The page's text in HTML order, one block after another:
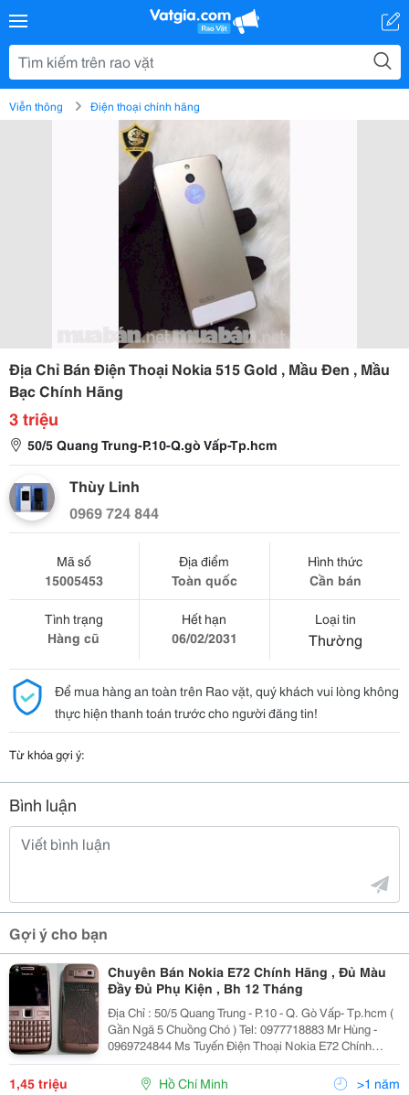
Viễn thông Điện thoại chính hãng
Địa Chỉ Bán Điện Thoại Nokia 515 Gold , Mầu Đen , Mầu
Bạc Chính Hãng
3 triệu
50/5 Quang Trung-P.10-Q.gò Vấp-Tp.hcm
Thùy Linh
0969 724 844
Mã số
15005453
Địa điểm
Toàn quốc
Hình thức
Cần bán
Tình trạng
Hàng cũ
Hết hạn
06/02/2031
Loại tin
Thường
Để mua hàng an toàn trên Rao vặt, quý khách vui lòng không
thực hiện thanh toán trước cho người đăng tin!
Từ khóa gợi ý:
Bình luận
Gợi ý cho bạn
Chuyên Bán Nokia E72 Chính Hãng , Đủ Màu
Đầy Đủ Phụ Kiện , Bh 12 Tháng
Địa Chỉ : 50/5 Quang Trung - P.10 - Q. Gò Vấp- Tp.hcm (
Gần Ngã 5 Chuồng Chó ) Tel: 0977718883 Mr Hùng -
0969724844 Ms Tuyến Điện Thoại Nokia E72 Chính
Hãng Tồn Kho Có Đường Viền Bao Quanh Thân Máy
Bằng Kim Loại Mạ Crôm. Nắp Pin Được Làm
1,45 triệu Hồ Chí Minh >1 năm